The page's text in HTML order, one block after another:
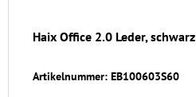
Haix Office 2.0 Leder, schwarz
Artikelnummer: EB100603S60